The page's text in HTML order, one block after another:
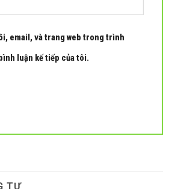
email, và trang web trong trình
luận kế tiếp của tôi.
TỰ